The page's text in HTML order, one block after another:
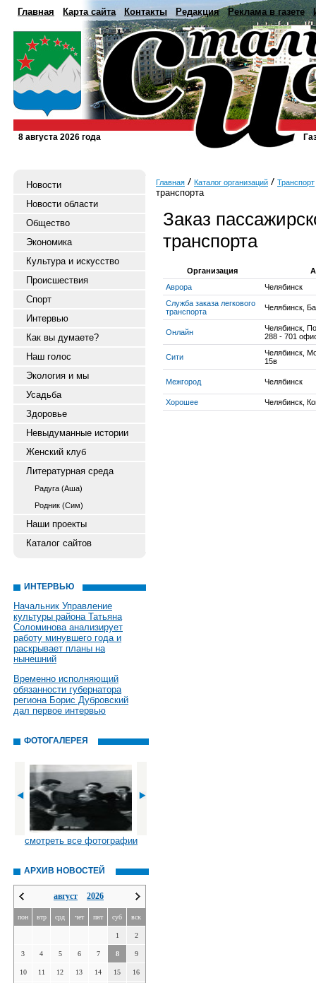
Главная Карта сайта Контакты Редакция Реклама в газете
8 августа 2026 года
Новости
Новости области
Общество
Экономика
Культура и искусство
Происшествия
Спорт
Интервью
Как вы думаете?
Наш голос
Экология и мы
Усадьба
Здоровье
Невыдуманные истории
Женский клуб
Литературная среда
Радуга (Аша)
Родник (Сим)
Наши проекты
Каталог сайтов
ИНТЕРВЬЮ
Начальник Управление
культуры района Татьяна
Соломинова анализирует
работу минувшего года и
раскрывает планы на
нынешний
Временно исполняющий
обязанности губернатора
региона Борис Дубровский
дал первое интервью
ФОТОГАЛЕРЕЯ
смотреть все фотографии
АРХИВ НОВОСТЕЙ
август 2026
пон втр срд чет пят суб вск
1 2
3 4 5 6 7 8 9
10 11 12 13 14 15 16
Главная Каталог организаций Транспорт
транспорта
Заказ
транспорта
Организация
Аврора
Челябинск
Служба заказа легкового
транспорта
Челябинск,
Онлайн
Челябинск,
288 - 701
Сити
Челябинск,
15в
Межгород Челябинск
Хорошее Челябинск,